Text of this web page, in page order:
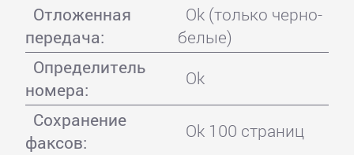
Отложенная
передача:
Ok (только черно-
белые)
Определитель
номера:
Ok
Сохранение
факсов:
Ok 100 страниц